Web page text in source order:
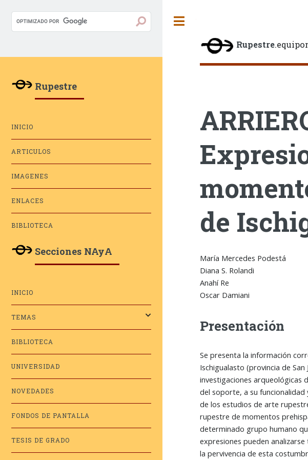
Rupestre
de
María Mercedes Podestá
Diana S. Rolandi
Anahí Re
Oscar Damiani
Presentación
Se presenta la información
Ischigualasto (provincia de
investigaciones arqueológicas
del soporte, a su
de los estudios de arte
rupestre de momentos
determinado grupo humano
expresiones pueden
la pervivencia de esta
Rupestre
INICIO
ARTICULOS
IMAGENES
ENLACES
BIBLIOTECA
Secciones NAyA
INICIO
TEMAS
BIBLIOTECA
UNIVERSIDAD
NOVEDADES
FONDOS DE PANTALLA
TESIS DE GRADO
Toggle